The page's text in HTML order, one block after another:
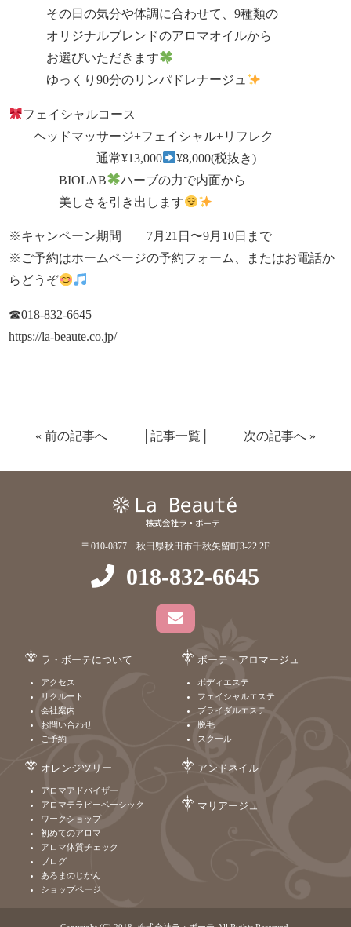
その日の気分や体調に合わせて、9種類の
オリジナルブレンドのアロマオイルから
お選びいただきます
ゆっくり90分のリンパドレナージュ
フェイシャルコース
ヘッドマッサージ+フェイシャル+リフレク
通常¥13,000
¥8,000(税抜き)
BIOLAB
ハーブの力で内面から
美しさを引き出します
※キャンペーン期間 7月21日〜9月10日まで
※ご予約はホームページの予約フォーム、またはお電話か
らどうぞ
☎︎018-832-6645
https://la-beaute.co.jp/
« 前の記事へ 記事一覧 次の記事へ »
〒010-0877 秋田県秋田市千秋矢留町3-22 2F
018-832-6645
ラ・ボーテについて
アクセス
リクルート
会社案内
お問い合わせ
ご予約
ボーテ・アロマージュ
ボディエステ
フェイシャルエステ
ブライダルエステ
脱毛
スクール
オレンジツリー
アロマアドバイザー
アロマテラピーベーシック
ワークショップ
初めてのアロマ
アロマ体質チェック
ブログ
あろまのじかん
ショップページ
アンドネイル
マリアージュ